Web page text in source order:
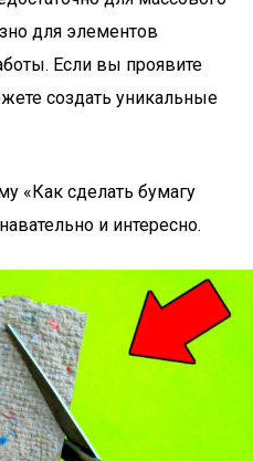
для элементов
Если вы проявите
создать уникальные
«Как сделать бумагу
и интересно.